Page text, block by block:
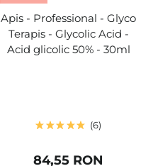
Apis - Professional - Glyco
Terapis - Glycolic Acid -
Acid glicolic 50% - 30ml
6
84,55 RON